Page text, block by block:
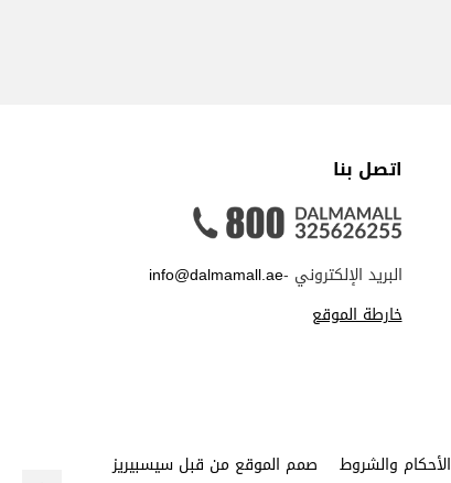
اتصل بنا
البريد الإلكتروني -info@dalmamall.ae
خارطة الموقع
الأحكام والشروط صمم الموقع من قبل سيسبيريز